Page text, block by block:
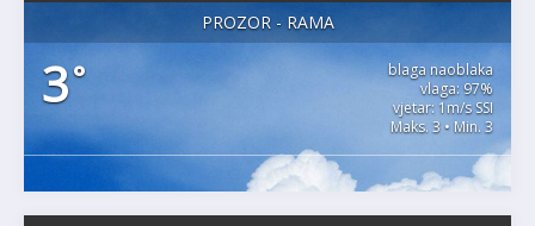
PROZOR - RAMA
3°
blaga naoblaka
vlaga: 97%
vjetar: 1m/s SSI
Maks. 3 • Min. 3